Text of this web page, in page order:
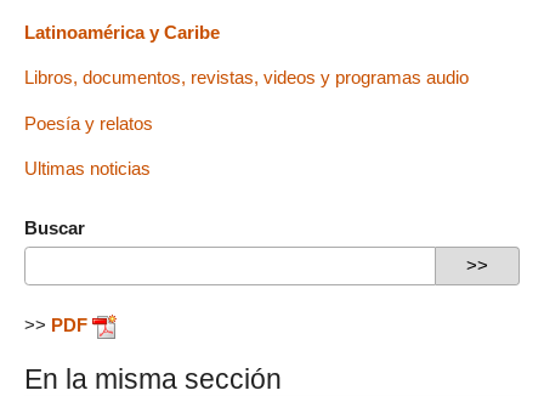
Latinoamérica y Caribe
Libros, documentos, revistas, videos y programas audio
Poesía y relatos
Ultimas noticias
Buscar
>> PDF
En la misma sección